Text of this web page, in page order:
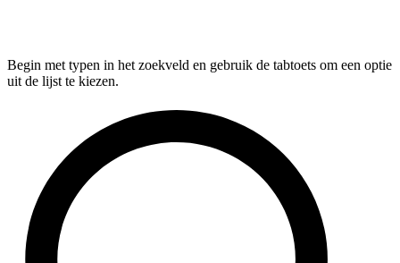
Begin met typen in het zoekveld en gebruik de tabtoets om een optie
uit de lijst te kiezen.